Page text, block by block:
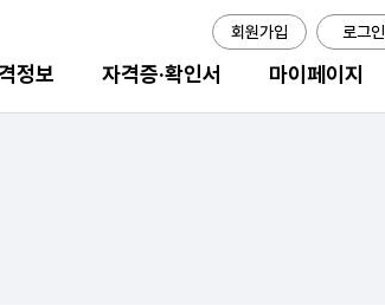
정보 자격증·확인서 마이페이지
회원가입 로그인